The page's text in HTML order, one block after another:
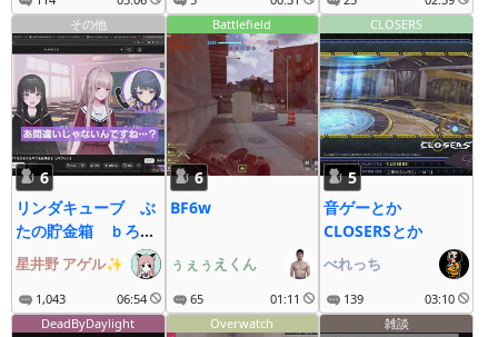
その他
6
リンダキューブ ぶ
たの貯金箱 ｂろた
ろ JSP3
星井野 アゲル✨
1,043 06:54
Battlefield
6
BF6w
ぅぇぅえくん
65 01:11
CLOSERS
5
音ゲーとか
CLOSERSとか
べれっち
139
03:10
DeadByDaylight
Overwatch 雑談